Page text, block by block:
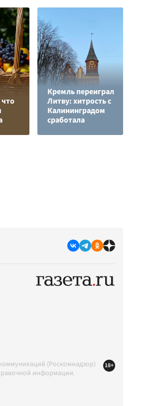
Кремль переиграл
Литву: хитрость с
Калининградом
сработала
(Роскомнадзор)
информации.
18+